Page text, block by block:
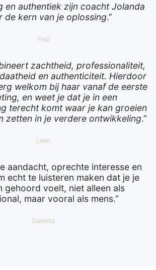
en authentiek zijn coacht Jolanda
de kern van je oplossing.”
Paul
zachtheid, professionaliteit,
en authenticiteit. Hierdoor
welkom bij haar vanaf de eerste
en weet je dat je in een
terecht komt waar je kan groeien
zetten in je verdere ontwikkeling.”
Leen
aandacht, oprechte interesse en
echt te luisteren maken dat je je
gehoord voelt, niet alleen als
maar vooral als mens.”
Daniella